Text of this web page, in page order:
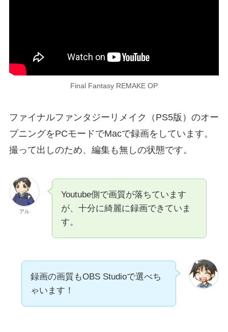
Final Fantasy REMAKE OP
ファイナルファンタジーリメイク（PS5版）のオー
プニングをPCモードでMacで録画をしています。
撮って出しのため、編集も無しの状態です。
アル
Youtube側で画質が落ちています
が、十分に綺麗に録画できていま
す。
録画の画質もOBS Studioで選べち
ゃいます！